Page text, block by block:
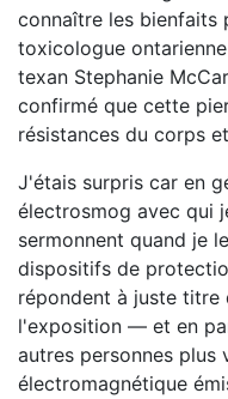
connaître les bienfaits
toxicologue
texan Stephanie
confirmé que cette
résistances du corps
J'étais surpris car en
électrosmog avec qui
sermonnent quand je
dispositifs de
répondent à juste titre
l'exposition — et en
autres personnes plus
électromagnétique